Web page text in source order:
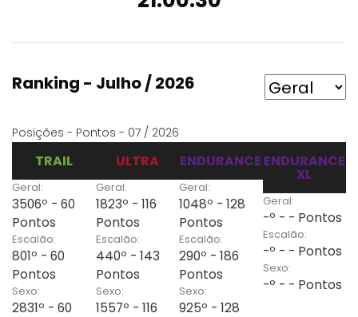
Ranking - Julho / 2026
Posições - Pontos - 07 / 2026
TRAIL
Geral:
3506º - 60
Pontos
Escalão:
801º - 60
Pontos
Sexo:
2831º - 60
ULTRA
Geral:
1823º - 116
Pontos
Escalão:
440º - 143
Pontos
Sexo:
1557º - 116
ENDURANCE
Geral:
1048º - 128
Pontos
Escalão:
290º - 186
Pontos
Sexo:
925º - 128
ENDURANCE
XL
Geral:
-º - - Pontos
Escalão:
-º - - Pontos
Sexo:
-º - - Pontos